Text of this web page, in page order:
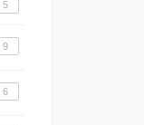
5
9
6